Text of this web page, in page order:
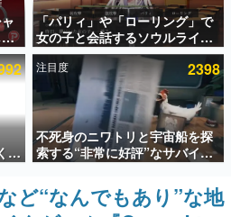
以上！ ページビュー数万以上！ などな
読まれた、電ファミ渾身の“殿堂入り”記
。
書
イターの方々に製作時のエピソードをお
「パリィ」や「ローリング」で
女の子と会話するソウルライク
恋愛ゲーム『小早川さんはソウ
ルライク』無料公開。返事に失
敗すると「YOU DIED」
テ
プ
注目度 2398
不死身のニワトリと宇宙船を探
索する“非常に好評”なサバイバ
ルゲーム『Breathedge』が無
料で配布中。入手できる期間は8
月10日まで
ど“なんでもあり”な地